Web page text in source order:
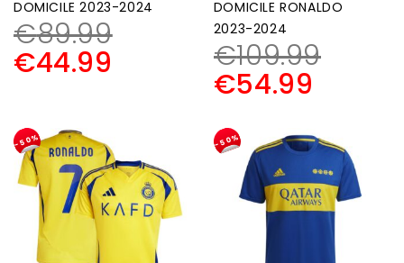
DOMICILE 2023-2024
€89.99
€44.99
DOMICILE RONALDO
2023-2024
€109.99
€54.99
-50% -50%